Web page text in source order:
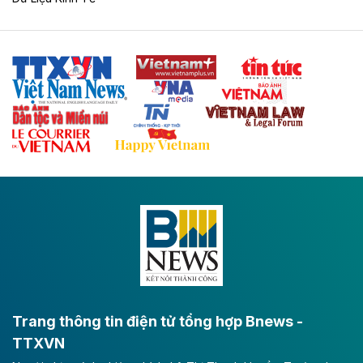
Thái Nguyên và các tỉnh trung du, miền núi phía Bắc
với hệ thống cửa khẩu quốc tế tại Lạng Sơn.
Theo baodautu.vn
Đề xuất đầu tư 11.500 tỷ đồng xây dựng cao
tốc CT.11 qua Ninh Bình
Đông A dài khoảng 25,1 km được kỳ vọng sẽ tạo động
lực phát triển kinh tế - xã hội khu vực phía Nam đồng
Long Thành
Tổng công ty Cảng hàng không Việt Nam - CTCP
Trang thông tin điện tử tổng hợp Bnews -
TTXVN